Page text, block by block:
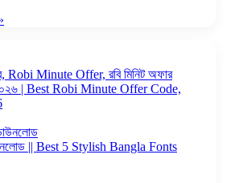
২০২৬ | Best Robi Minute Offer Code,
|| Best 5 Stylish Bangla Fonts